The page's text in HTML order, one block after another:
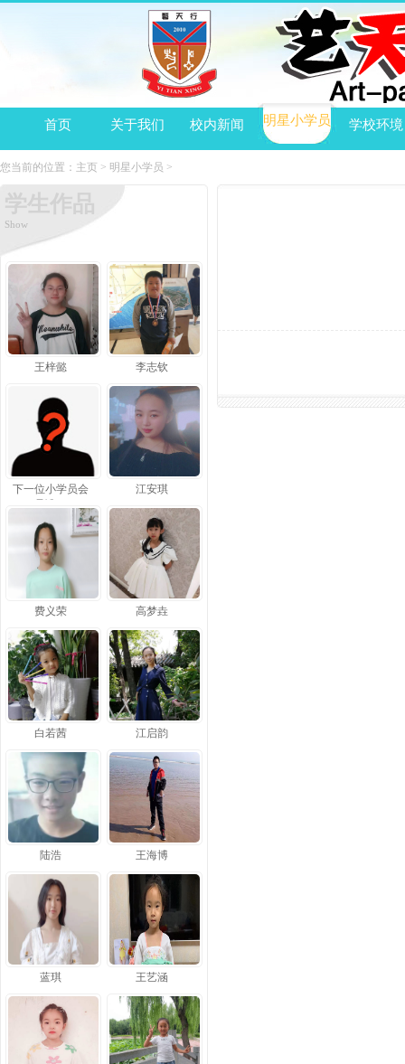
首页 关于我们 校内新闻 明星小学员 学校环境
您当前的位置： 主页 > 明星小学员 >
Show
王梓懿 李志钦
下一位小学员会
江安琪
费义荣 高梦垚
白若茜 江启韵
陆浩 王海博
蓝琪 王艺涵